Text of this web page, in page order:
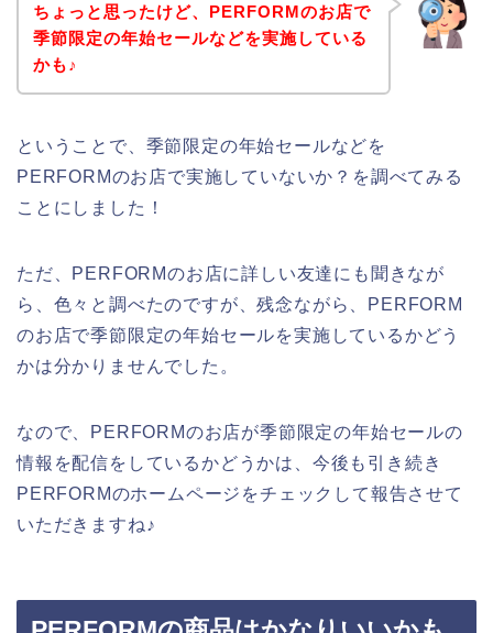
ちょっと思ったけど、PERFORMのお店で
季節限定の年始セールなどを実施している
かも♪
ということで、季節限定の年始セールなどを
PERFORMのお店で実施していないか？を調べてみる
ことにしました！
ただ、PERFORMのお店に詳しい友達にも聞きなが
ら、色々と調べたのですが、残念ながら、PERFORM
のお店で季節限定の年始セールを実施しているかどう
かは分かりませんでした。
なので、PERFORMのお店が季節限定の年始セールの
情報を配信をしているかどうかは、今後も引き続き
PERFORMのホームページをチェックして報告させて
いただきますね♪